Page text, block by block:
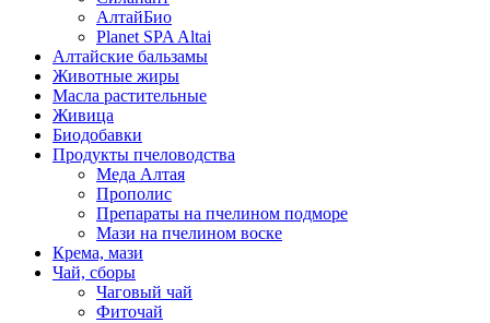
АлтайБио
Planet SPA Altai
Алтайские бальзамы
Животные жиры
Масла растительные
Живица
Биодобавки
Продукты пчеловодства
Меда Алтая
Прополис
Препараты на пчелином подморе
Мази на пчелином воске
Крема, мази
Чай, сборы
Чаговый чай
Фиточай